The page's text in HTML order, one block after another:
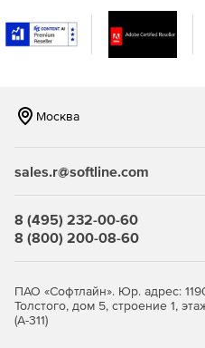
Москва
sales.r@softline.com
8 (495) 232-00-60
8 (800) 200-08-60
ПАО «Софтлайн». Юр. адрес:
Толстого, дом 5, строение 1,
(А-311)